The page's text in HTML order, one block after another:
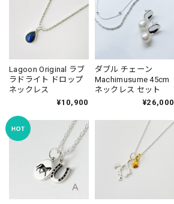
Lagoon Original ラブ
ラドライト ドロップ
ネックレス
¥10,900
ダブル チェーン
Machimusume 45cm
ネックレス セット
¥26,000